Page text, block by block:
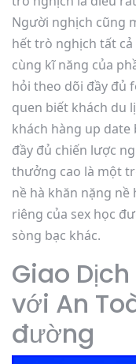
Người nghịch cũng
hết trò nghịch tất
cùng kĩ năng của
hỏi theo dõi đầy đủ
quen biết khách du
khách hàng up
đầy đủ chiến lược
thưởng cao là một
nề hà khăn nặng
riêng của sex học
sòng bạc khác.
Giao
với An
đường